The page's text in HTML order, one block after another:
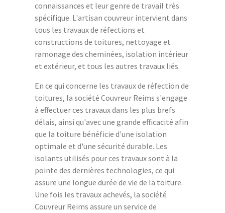
connaissances et leur genre de travail très
spécifique. L'artisan couvreur intervient dans
tous les travaux de réfections et
constructions de toitures, nettoyage et
ramonage des cheminées, isolation intérieur
et extérieur, et tous les autres travaux liés.
En ce qui concerne les travaux de réfection de
toitures, la société Couvreur Reims s'engage
à effectuer ces travaux dans les plus brefs
délais, ainsi qu'avec une grande efficacité afin
que la toiture bénéficie d'une isolation
optimale et d'une sécurité durable. Les
isolants utilisés pour ces travaux sont à la
pointe des dernières technologies, ce qui
assure une longue durée de vie de la toiture.
Une fois les travaux achevés, la société
Couvreur Reims assure un service de